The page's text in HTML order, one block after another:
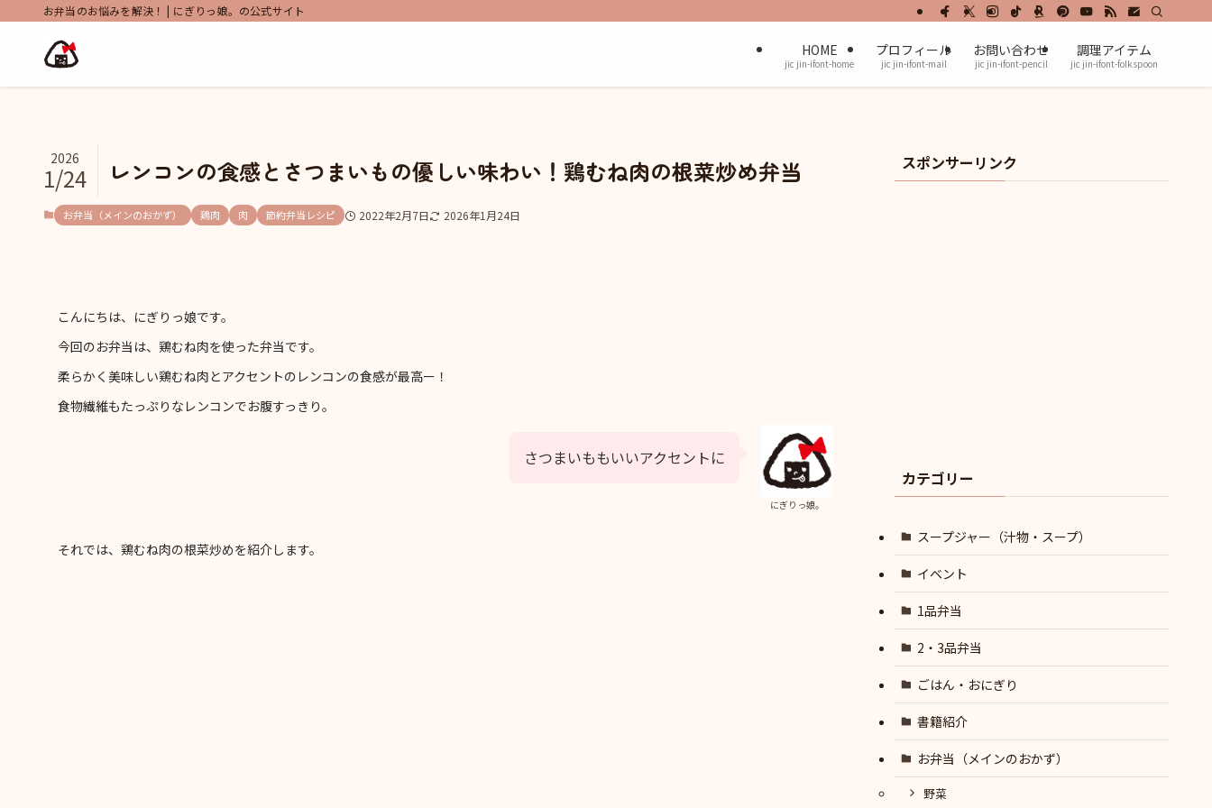
お弁当のお悩みを解決！ | にぎりっ娘。の公式サイト
HOME
jic jin-ifont-home
プロフィール
jic jin-ifont-mail
お問い合わせ
jic jin-ifont-pencil
調理アイテム
jic jin-ifont-folkspoon
レンコンの食感とさつまいもの優しい味わい！鶏むね肉の根菜炒め弁当
2026
1/24
お弁当（メインのおかず） 鶏肉 肉 節約弁当レシピ 2022年2月7日 2026年1月24日
こんにちは、にぎりっ娘です。
今回のお弁当は、鶏むね肉を使った弁当です。
柔らかく美味しい鶏むね肉とアクセントのレンコンの食感が最高ー！
食物繊維もたっぷりなレンコンでお腹すっきり。
にぎりっ娘。
さつまいももいいアクセントに
それでは、鶏むね肉の根菜炒めを紹介します。
スポンサーリンク
カテゴリー
スープジャー（汁物・スープ）
イベント
1品弁当
2・3品弁当
ごはん・おにぎり
書籍紹介
お弁当（メインのおかず）
野菜